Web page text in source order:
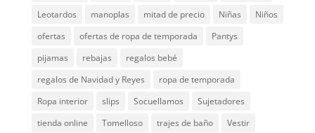
Leotardos
manoplas mitad de precio Niñas
Niños
ofertas
ofertas de ropa de temporada
Pantys
pijamas
rebajas
regalos bebé
regalos de Navidad y Reyes
ropa de temporada
Ropa interior
slips Socuellamos
Sujetadores
tienda online
Tomelloso trajes de baño Vestir